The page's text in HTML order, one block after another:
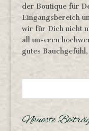
der Boutique für
Eingangsbereich
wir für Dich nicht
all unseren
gutes Bauchgefühl,
Neueste